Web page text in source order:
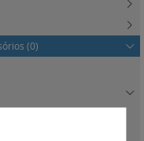
(0)